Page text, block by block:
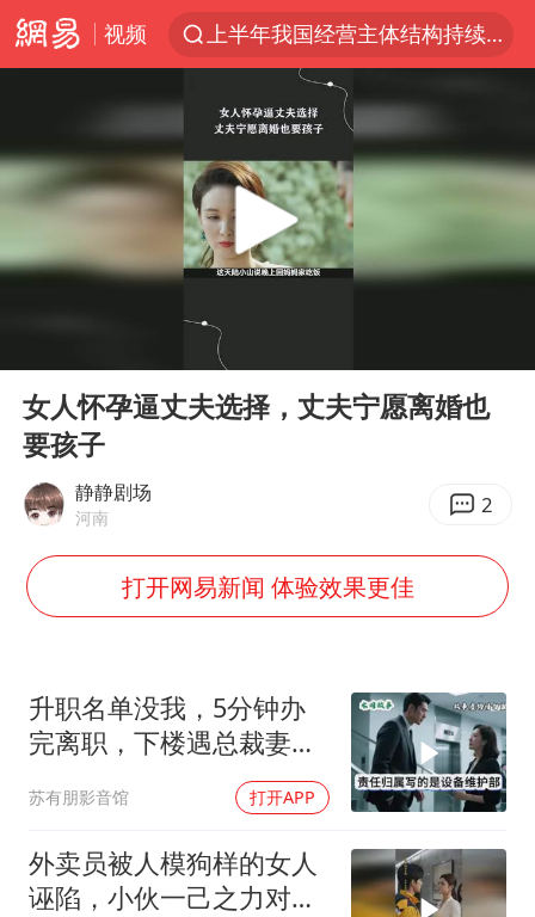
视频
上半年我国经营主体结构持续优化
王传君 《披荆斩棘》
白海豚预计将在浙江苍南到三门一带登陆
国足U17与阿森纳决赛取消 并列冠军
2025年小学教师减少13.19万
《龙餐馆》 冲奖
笔试第一被劝弃考涉事副校长被撤职
白海豚5次眼壁置换
构建更高水平的全民健身公共服务体系
Play
女人怀孕逼丈夫选择，丈夫宁愿离婚也
要孩子
静静剧场
河南 2
打开网易新闻 体验效果更佳
升职名单没我，5分钟办
完离职，下楼遇总裁妻子
解释，我回：刚辞职，与
我无关
苏有朋影音馆 打开APP
外卖员被人模狗样的女人
诬陷，小伙一己之力对抗